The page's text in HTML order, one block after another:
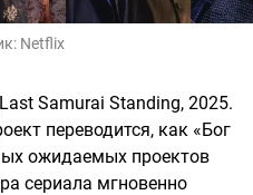
Netflix
Samurai Standing, 2025.
переводится, как «Бог
ожидаемых проектов
сериала мгновенно